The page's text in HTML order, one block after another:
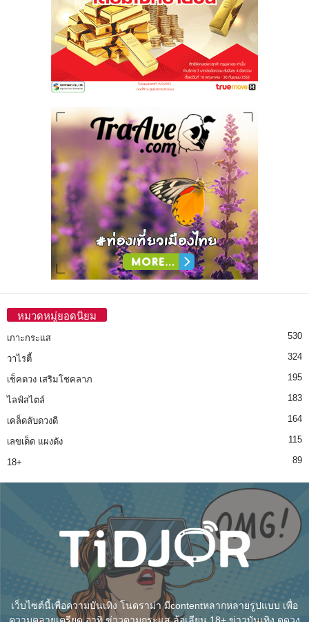
หมวดหมู่ยอดนิยม
เกาะกระแส 530
วาไรตี้ 324
เช็คดวง เสริมโชคลาภ 195
ไลฟ์สไตล์ 183
เคล็ดลับดวงดี 164
เลขเด็ด แผงดัง 115
18+ 89
เว็บไซต์นี้เพื่อความบันเทิง โนดราม่า มีcontentหลากหลายรูปแบบ เพื่อ